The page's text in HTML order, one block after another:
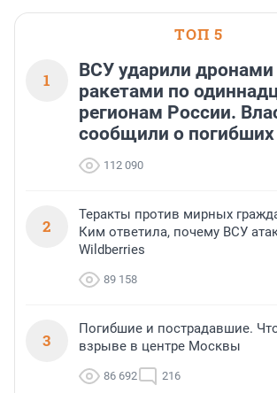
ТОП 5
1
ВСУ ударили дронами
ракетами по
регионам России.
сообщили о
112 090
2
Теракты против мирных
Ким ответила, почему ВСУ
Wildberries
89 158
3
Погибшие и пострадавшие.
взрыве в центре Москвы
86 692 216